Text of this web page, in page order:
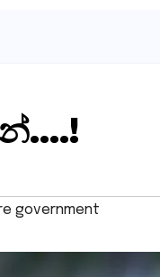
government